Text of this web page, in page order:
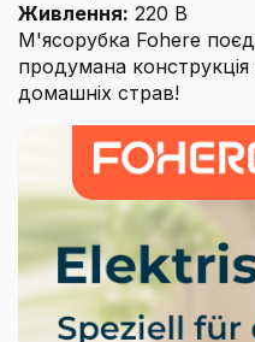
Живлення: 220 В
М'ясорубка Fohere
продумана
домашніх страв!